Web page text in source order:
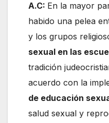
A.C: En la mayor
habido una pelea
y los grupos
sexual en las
tradición
acuerdo con la
de educación
salud sexual y